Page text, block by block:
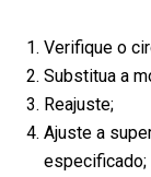
Verifique o
Substitua a
Reajuste;
Ajuste a
especificado;